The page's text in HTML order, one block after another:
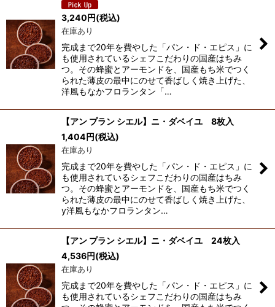
絞り込む
3,240円(税込)
在庫あり
完成まで20年を費やした「パン・ド・エピス」に
も使用されているシェフこだわりの国産はちみ
つ。その蜂蜜とアーモンドを、国産もち米でつく
られた薄皮の最中にのせて香ばしく焼き上げた、
洋風もなかフロランタン「…
【アン プラン シエル】ニ・ダベイユ 8枚入
1,404円(税込)
在庫あり
完成まで20年を費やした「パン・ド・エピス」に
も使用されているシェフこだわりの国産はちみ
つ。その蜂蜜とアーモンドを、国産もち米でつく
られた薄皮の最中にのせて香ばしく焼き上げた、
y洋風もなかフロランタン…
【アン プラン シエル】ニ・ダベイユ 24枚入
4,536円(税込)
在庫あり
完成まで20年を費やした「パン・ド・エピス」に
も使用されているシェフこだわりの国産はちみ